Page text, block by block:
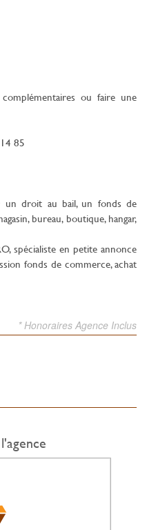
ou faire une
85
un droit au bail, un fonds de
bureau, boutique, hangar,
spécialiste en petite annonce
fonds de commerce, achat
* Honoraires Agence Inclus